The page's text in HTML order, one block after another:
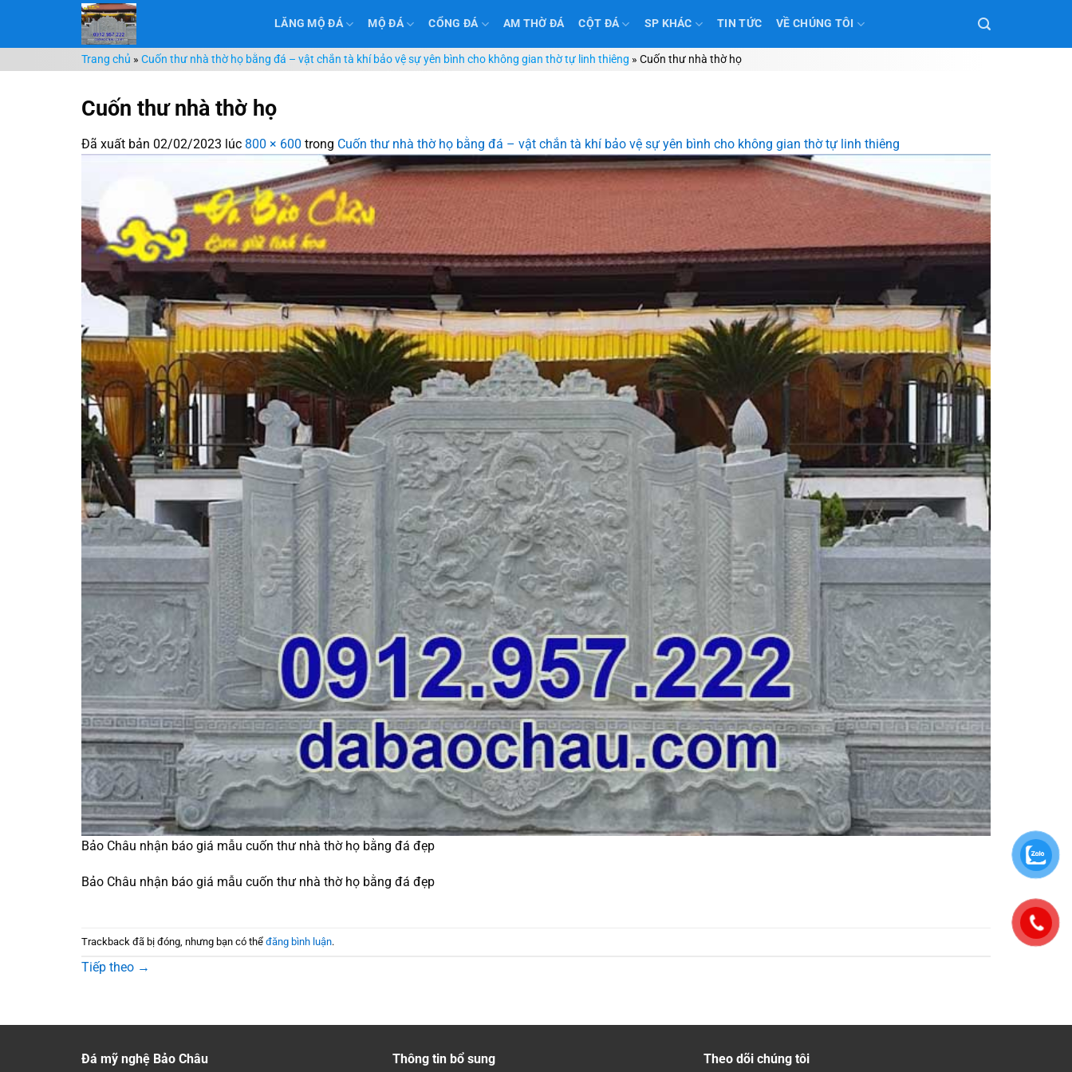
nội
dung
LĂNG MỘ ĐÁ MỘ ĐÁ CỔNG ĐÁ AM THỜ ĐÁ CỘT ĐÁ SP KHÁC TIN TỨC VỀ CHÚNG TÔI
Trang chủ » Cuốn thư nhà thờ họ bằng đá – vật chắn tà khí bảo vệ sự yên bình cho không gian thờ tự linh thiêng » Cuốn thư nhà thờ họ
Cuốn thư nhà thờ họ
Đã xuất bản 02/02/2023 lúc 800 × 600 trong Cuốn thư nhà thờ họ bằng đá – vật chắn tà khí bảo vệ sự yên bình cho không gian thờ tự linh thiêng
Bảo Châu nhận báo giá mẫu cuốn thư nhà thờ họ bằng đá đẹp
Bảo Châu nhận báo giá mẫu cuốn thư nhà thờ họ bằng đá đẹp
Trackback đã bị đóng, nhưng bạn có thể đăng bình luận.
Tiếp theo →
Đá mỹ nghệ Bảo Châu Thông tin bổ sung Theo dõi chúng tôi